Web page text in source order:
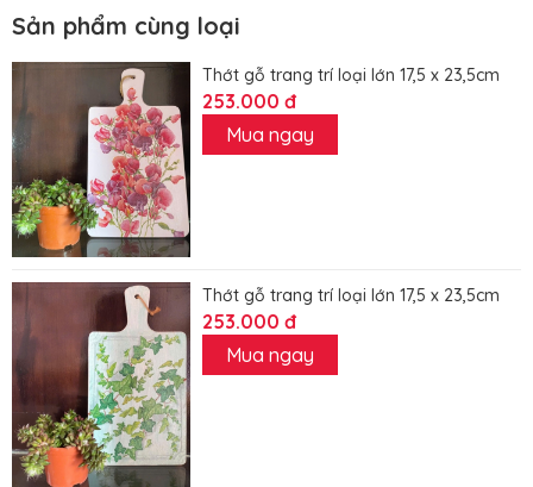
Sản phẩm cùng loại
Thớt gỗ trang trí loại lớn 17,5 x 23,5cm
253.000 đ
Mua ngay
Thớt gỗ trang trí loại lớn 17,5 x 23,5cm
253.000 đ
Mua ngay